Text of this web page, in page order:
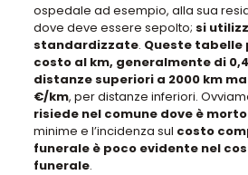
ospedale ad esempio, alla sua
dove deve essere sepolto; si
standardizzate. Queste tabelle
costo al km, generalmente di
distanze superiori a 2000 km
€/km, per distanze inferiori.
risiede nel comune dove è morto
minime e l’incidenza sul costo
funerale è poco evidente nel
funerale.